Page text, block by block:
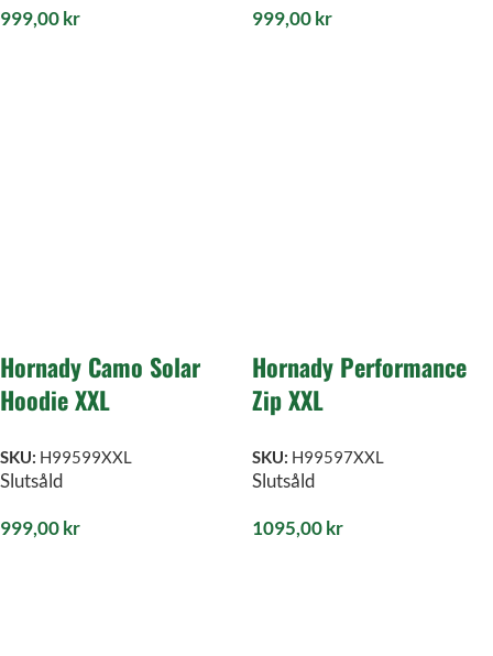
999,00kr 999,00kr
Hornady Camo Solar
Hoodie XXL
SKU: H99599XXL
Slutsåld
999,00kr
Hornady Performance
Zip XXL
SKU: H99597XXL
Slutsåld
1095,00kr